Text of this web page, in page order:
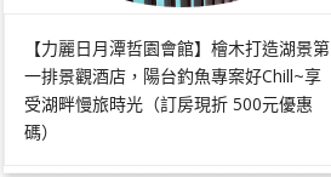
【力麗日月潭哲園會館】檜木打造湖景第
一排景觀酒店，陽台釣魚專案好Chill~享
受湖畔慢旅時光（訂房現折 500元優惠
碼）